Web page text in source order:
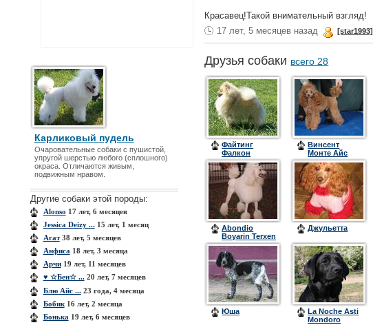
Карликовый пудель
Очаровательные собаки с пушистой,
упругой шерстью любого (сплошного)
окраса. Отличаются живым,
подвижным нравом.
Другие собаки этой породы:
Alonso 17 лет, 6 месяцев
Jessica Deizy ...15 лет, 1 месяц
Агат38 лет, 5 месяцев
Анфиса 18 лет, 3 месяца
Арчи19 лет, 11 месяцев
♥ ☆Бен☆ ...20 лет, 7 месяцев
Блю Айс ...23 года, 4 месяца
Бобик16 лет, 2 месяца
Бонька 19 лет, 6 месяцев
Красавец!Такой внимательный взгляд!
17 лет, 5 месяцев назад
[star1993]
Друзья собаки всего 28
Файтинг
Фалкон
Абрикос
Винсент
Монте Айс
(Ванечка)
Abondio
Boyarin Terxen
Джульетта
Юша
La Noche Asti
Mondoro